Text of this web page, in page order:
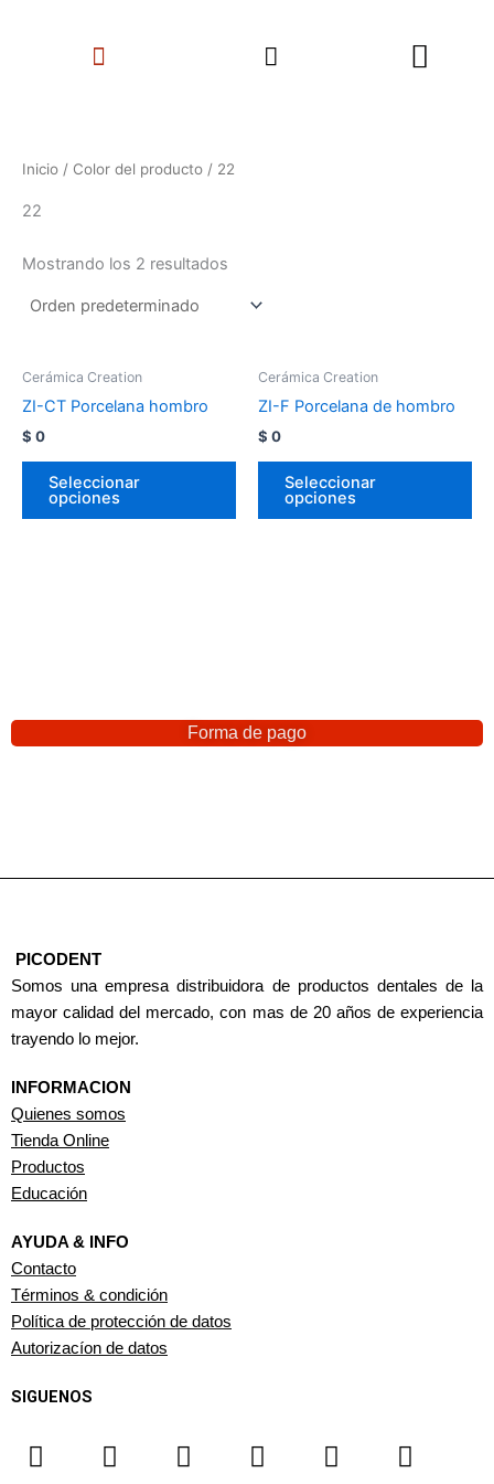
Menu Search
Inicio / Color del producto / 22
22
Mostrando los 2 resultados
Cerámica Creation
ZI-CT Porcelana hombro
$ 0
Seleccionar
opciones
Cerámica Creation
ZI-F Porcelana de hombro
$ 0
Seleccionar
opciones
Forma de pago
PICODENT
Somos una empresa distribuidora de productos dentales de la
mayor calidad del mercado, con mas de 20 años de experiencia
trayendo lo mejor.
INFORMACION
Quienes somos
Tienda Online
Productos
Educación
AYUDA & INFO
Contacto
Términos & condición
Política de protección de datos
Autorizacíon de datos
SIGUENOS
F
a
I
n
T
i
Y
o
W
h
L
i